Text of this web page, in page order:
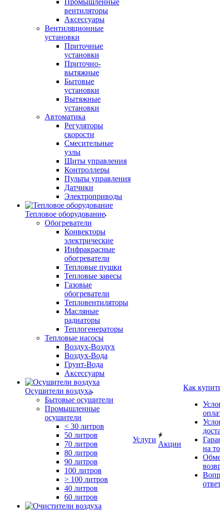
Промышленные
вентиляторы
Аксессуары
Вентиляционные
установки
Приточные
установки
Приточно-
вытяжные
Бытовые
установки
Вытяжные
установки
Автоматика
Регуляторы
скорости
Смесительные
узлы
Щиты управления
Контроллеры
Пульты управления
Датчики
Электроприводы
Тепловое оборудование
Обогреватели
Конвекторы
электрические
Инфракрасные
обогреватели
Тепловые пушки
Тепловые завесы
Газовые
обогреватели
Тепловентиляторы
Масляные
радиаторы
Теплогенераторы
Тепловые насосы
Воздух-Воздух
Воздух-Вода
Грунт-Вода
Аксессуары
Осушители воздуха
Бытовые осушители
Промышленные
осушители
< 30 литров
50 литров
70 литров
80 литров
90 литров
100 литров
> 100 литров
40 литров
60 литров
Услуги
Акции
Как
на